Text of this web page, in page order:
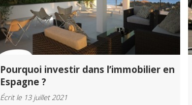
Pourquoi investir dans l’immobilier en
Espagne ?
Écrit le 13 juillet 2021